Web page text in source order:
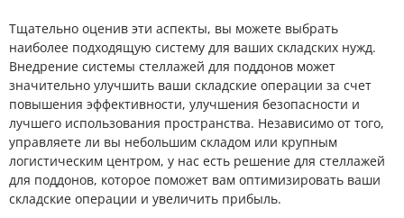
Тщательно оценив эти аспекты, вы можете выбрать
наиболее подходящую систему для ваших складских нужд.
Внедрение системы стеллажей для поддонов может
значительно улучшить ваши складские операции за счет
повышения эффективности, улучшения безопасности и
лучшего использования пространства. Независимо от того,
управляете ли вы небольшим складом или крупным
логистическим центром, у нас есть решение для стеллажей
для поддонов, которое поможет вам оптимизировать ваши
складские операции и увеличить прибыль.